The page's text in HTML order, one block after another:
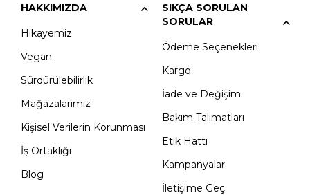
HAKKIMIZDA
Hikayemiz
Vegan
Sürdürülebilirlik
Mağazalarımız
Kişisel Verilerin Korunması
İş Ortaklığı
Blog
SIKÇA SORULAN
SORULAR
Ödeme Seçenekleri
Kargo
İade ve Değişim
Bakım Talimatları
Etik Hattı
Kampanyalar
İletişime Geç